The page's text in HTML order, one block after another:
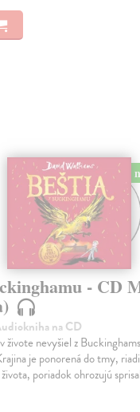
- CD
na CD
nevyšiel z
je ponorená do tmy,
poriadok ohrozujú